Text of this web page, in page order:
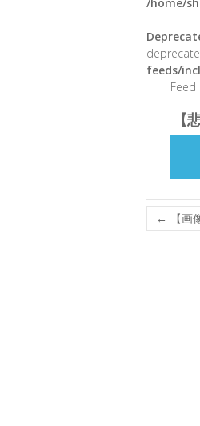
feeds/
【
←
【画